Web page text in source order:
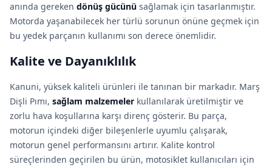
anında gereken dönüş gücünü sağlamak için tasarlanmıştır.
Motorda yaşanabilecek her türlü sorunun önüne geçmek için
bu yedek parçanın kullanımı son derece önemlidir.
Kalite ve Dayanıklılık
Kanuni, yüksek kaliteli ürünleri ile tanınan bir markadır. Marş
Dişli Pımı, sağlam malzemeler kullanılarak üretilmiştir ve
zorlu hava koşullarına karşı direnç gösterir. Bu parça,
motorun içindeki diğer bileşenlerle uyumlu çalışarak,
motorun genel performansını artırır. Kalite kontrol
süreçlerinden geçirilen bu ürün, motosiklet kullanıcıları için